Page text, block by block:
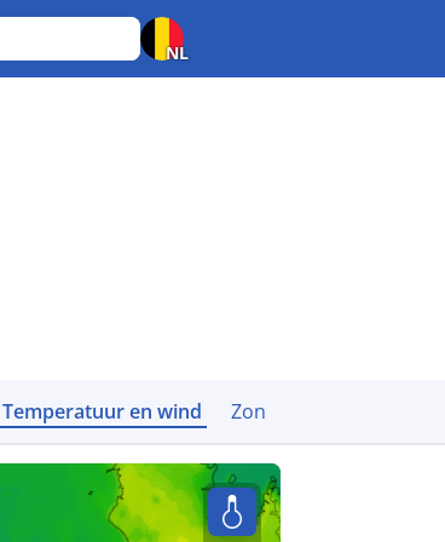
NL
Temperatuur en wind Zon